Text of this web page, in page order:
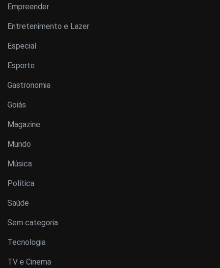
Empreender
Entretenimento e Lazer
Especial
Esporte
Gastronomia
Goiás
Magazine
Mundo
Música
Política
Saúde
Sem categoria
Tecnologia
TV e Cinema